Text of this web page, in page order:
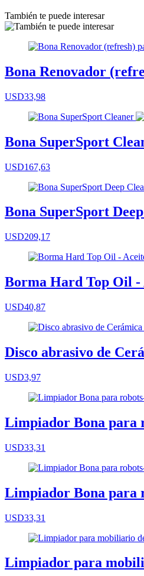
También te puede interesar
Bona Renovador
USD33,98
Bona SuperSport
USD167,63
Bona SuperSport
USD209,17
Borma Hard Top Oil -
USD40,87
Disco abrasivo de
USD3,97
Limpiador Bona para
USD33,31
Limpiador Bona para
USD33,31
Limpiador para